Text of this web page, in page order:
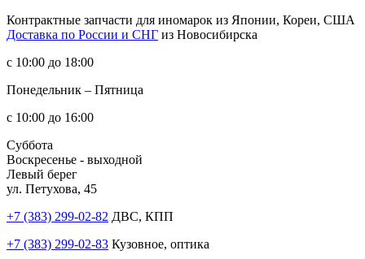
Контрактные запчасти для иномарок из Японии, Кореи, США
Доставка по России и СНГ из Новосибирска
с 10:00 до 18:00
Понедельник – Пятница
с 10:00 до 16:00
Суббота
Воскресенье - выходной
Левый берег
ул. Петухова, 45
+7 (383) 299-02-82 ДВС, КПП
+7 (383) 299-02-83 Кузовное, оптика